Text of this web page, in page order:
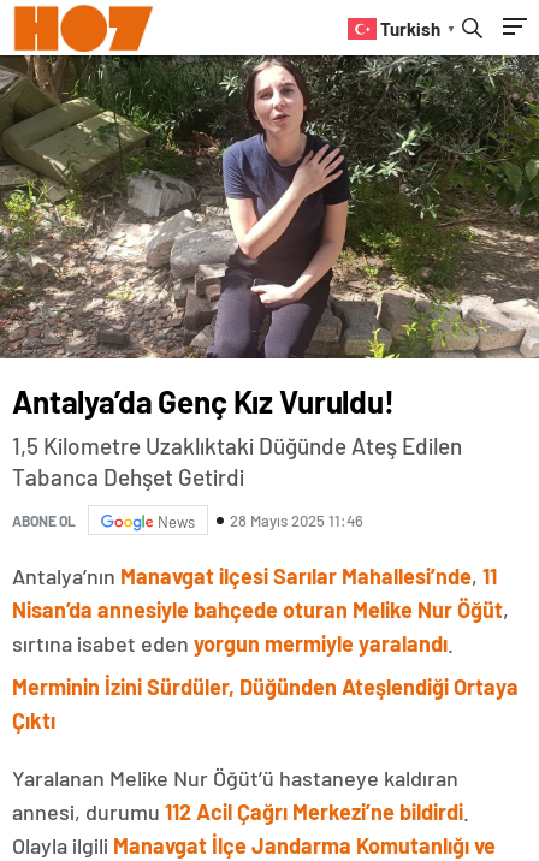
Turkish ▼
Antalya’da Genç Kız Vuruldu!
1,5 Kilometre Uzaklıktaki Düğünde Ateş Edilen
Tabanca Dehşet Getirdi
ABONE OL News 28 Mayıs 2025 11:46
Antalya’nın Manavgat ilçesi Sarılar Mahallesi’nde, 11
Nisan’da annesiyle bahçede oturan Melike Nur Öğüt,
sırtına isabet eden yorgun mermiyle yaralandı
Merminin İzini Sürdüler, Düğünden Ateşlendiği Ortaya
Çıktı
Yaralanan Melike Nur Öğüt’ü hastaneye kaldıran
annesi, durumu 112 Acil Çağrı Merkezi’ne bildirdi
Olayla ilgili Manavgat İlçe Jandarma Komutanlığı ve